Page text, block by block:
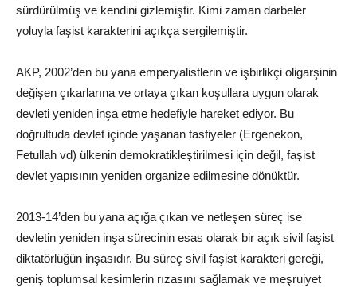
sürdürülmüş ve kendini gizlemiştir. Kimi zaman darbeler
yoluyla faşist karakterini açıkça sergilemiştir.
AKP, 2002’den bu yana emperyalistlerin ve işbirlikçi oligarşinin
değişen çıkarlarına ve ortaya çıkan koşullara uygun olarak
devleti yeniden inşa etme hedefiyle hareket ediyor. Bu
doğrultuda devlet içinde yaşanan tasfiyeler (Ergenekon,
Fetullah vd) ülkenin demokratikleştirilmesi için değil, faşist
devlet yapısının yeniden organize edilmesine dönüktür.
2013-14’den bu yana açığa çıkan ve netleşen süreç ise
devletin yeniden inşa sürecinin esas olarak bir açık sivil faşist
diktatörlüğün inşasıdır. Bu süreç sivil faşist karakteri gereği,
geniş toplumsal kesimlerin rızasını sağlamak ve meşruiyet